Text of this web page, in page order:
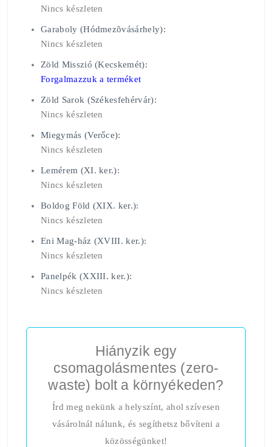
Nincs készleten
Garaboly (Hódmezõvásárhely):
Nincs készleten
Zöld Misszió (Kecskemét):
Forgalmazzuk a terméket
Zöld Sarok (Székesfehérvár):
Nincs készleten
Miegymás (Verőce):
Nincs készleten
Lemérem (XI. ker.):
Nincs készleten
Boldog Föld (XIX. ker.):
Nincs készleten
Eni Mag-ház (XVIII. ker.):
Nincs készleten
Panelpék (XXIII. ker.):
Nincs készleten
Hiányzik egy
csomagolásmentes (zero-
waste) bolt a környékeden?
Írd meg nekünk a helyszínt, ahol szívesen
vásárolnál nálunk, és segíthetsz bővíteni a
közösségünket!